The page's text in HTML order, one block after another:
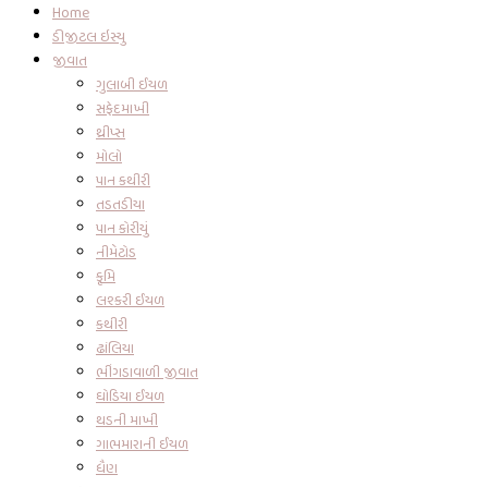
Home
ડીજીટલ ઇસ્યુ
જીવાત
ગુલાબી ઈયળ
સફેદમાખી
થ્રીપ્સ
મોલો
પાન કથીરી
તડતડીયા
પાન કોરીયું
નીમેટોડ
કૃમિ
લશ્કરી ઈયળ
કથીરી
ઢાંલિયા
ભીંગડાવાળી જીવાત
ઘોડિયા ઈયળ
થડની માખી
ગાભમારાની ઈયળ
ધૈણ